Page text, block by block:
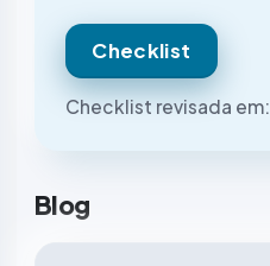
Checklist
Checklist revisada em:
Blog